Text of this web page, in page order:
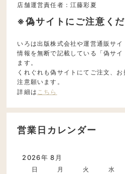
店舗運営責任者：江藤彩夏
※偽サイトにご注意く
いろは出版株式会社や運営通販サ
情報を無断で記載している「偽サ
ます。
くれぐれも偽サイトにてご注文、
注意願います。
詳細は こちら
営業日カレンダー
2026年 8月
日 月 火 水